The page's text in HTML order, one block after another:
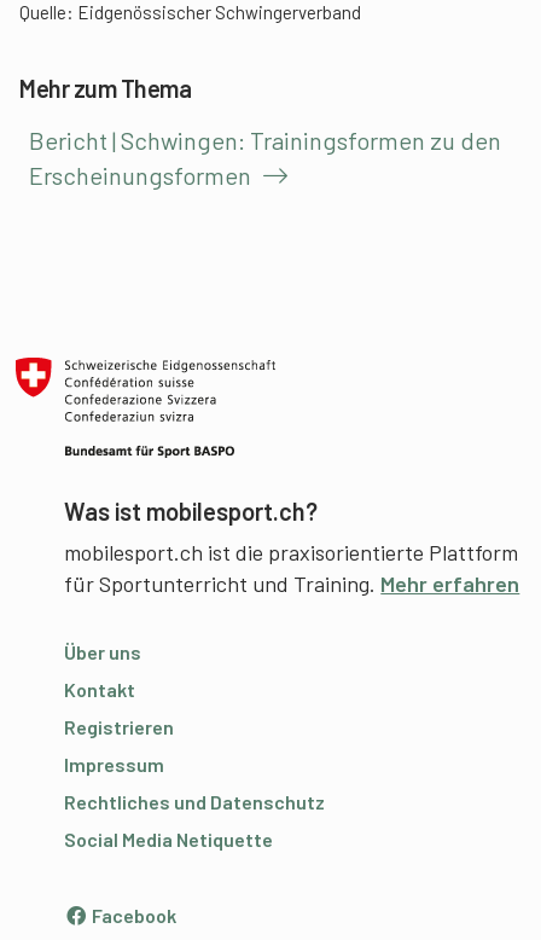
Quelle: Eidgenössischer Schwingerverband
Mehr zum Thema
Bericht | Schwingen: Trainingsformen zu den
Erscheinungsformen
Was ist mobilesport.ch?
mobilesport.ch ist die praxisorientierte Plattform
für Sportunterricht und Training. Mehr erfahren
Über uns
Kontakt
Registrieren
Impressum
Rechtliches und Datenschutz
Social Media Netiquette
Facebook